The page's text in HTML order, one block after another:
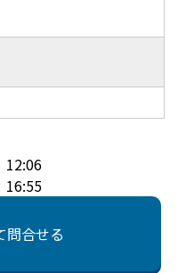
12:06
16:55
問合せる